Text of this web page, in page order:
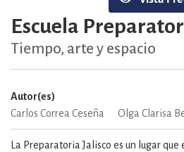
Escuela
Tiempo, arte y espacio
Autor(es)
Carlos Correa Ceseña
Olga Clarisa
La Preparatoria Jalisco es un lugar